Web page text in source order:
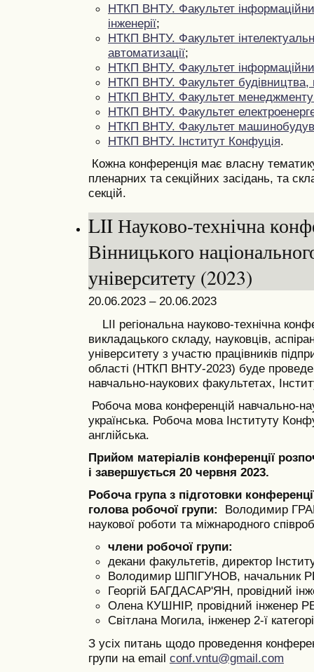
НТКП ВНТУ. Факультет
інженерії;
НТКП ВНТУ. Факультет
автоматизації;
НТКП ВНТУ. Факультет
НТКП ВНТУ. Факультет будівництва,
НТКП ВНТУ. Факультет менеджменту
НТКП ВНТУ. Факультет
НТКП ВНТУ. Факультет
НТКП ВНТУ. Інститут Конфуція.
Кожна конференція має власну
пленарних та секційних засідань, та
секцій.
LII Науково-технічна
Вінницького
університету (2023)
20.06.2023 – 20.06.2023
LII регіональна науково-технічна
викладацького складу, науковців,
університету з участю працівників
області (НТКП ВНТУ-2023) буде
навчально-наукових факультетах,
Робоча мова конференцій навчально-
українська. Робоча мова Інституту
англійська.
Прийом матеріалів конференції
і завершується 20 червня 2023.
Робоча група з підготовки
голова робочої групи: Володимир
наукової роботи та міжнародного
члени робочої групи:
декани факультетів, директор
Володимир ШПІГУНОВ, начальник
Георгій БАГДАСАР'ЯН, провідний
Олена КУШНІР, провідний інженер
Світлана Могила, інженер 2-ї
З усіх питань щодо проведення
групи на email conf.vntu@gmail.com